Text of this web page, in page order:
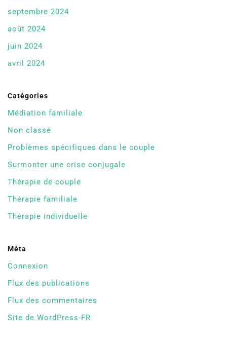
septembre 2024
août 2024
juin 2024
avril 2024
Catégories
Médiation familiale
Non classé
Problèmes spécifiques dans le couple
Surmonter une crise conjugale
Thérapie de couple
Thérapie familiale
Thérapie individuelle
Méta
Connexion
Flux des publications
Flux des commentaires
Site de WordPress-FR